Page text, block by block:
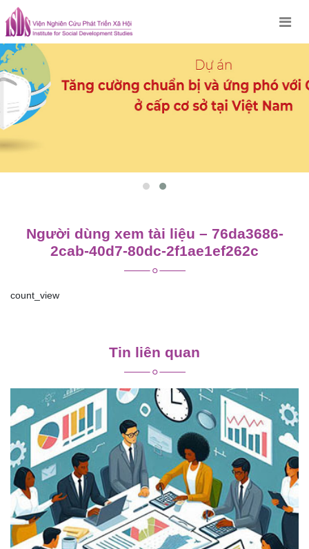
Skip
to
content
Người dùng xem tài liệu – 76da3686-
2cab-40d7-80dc-2f1ae1ef262c
count_view
viết
Tin liên quan